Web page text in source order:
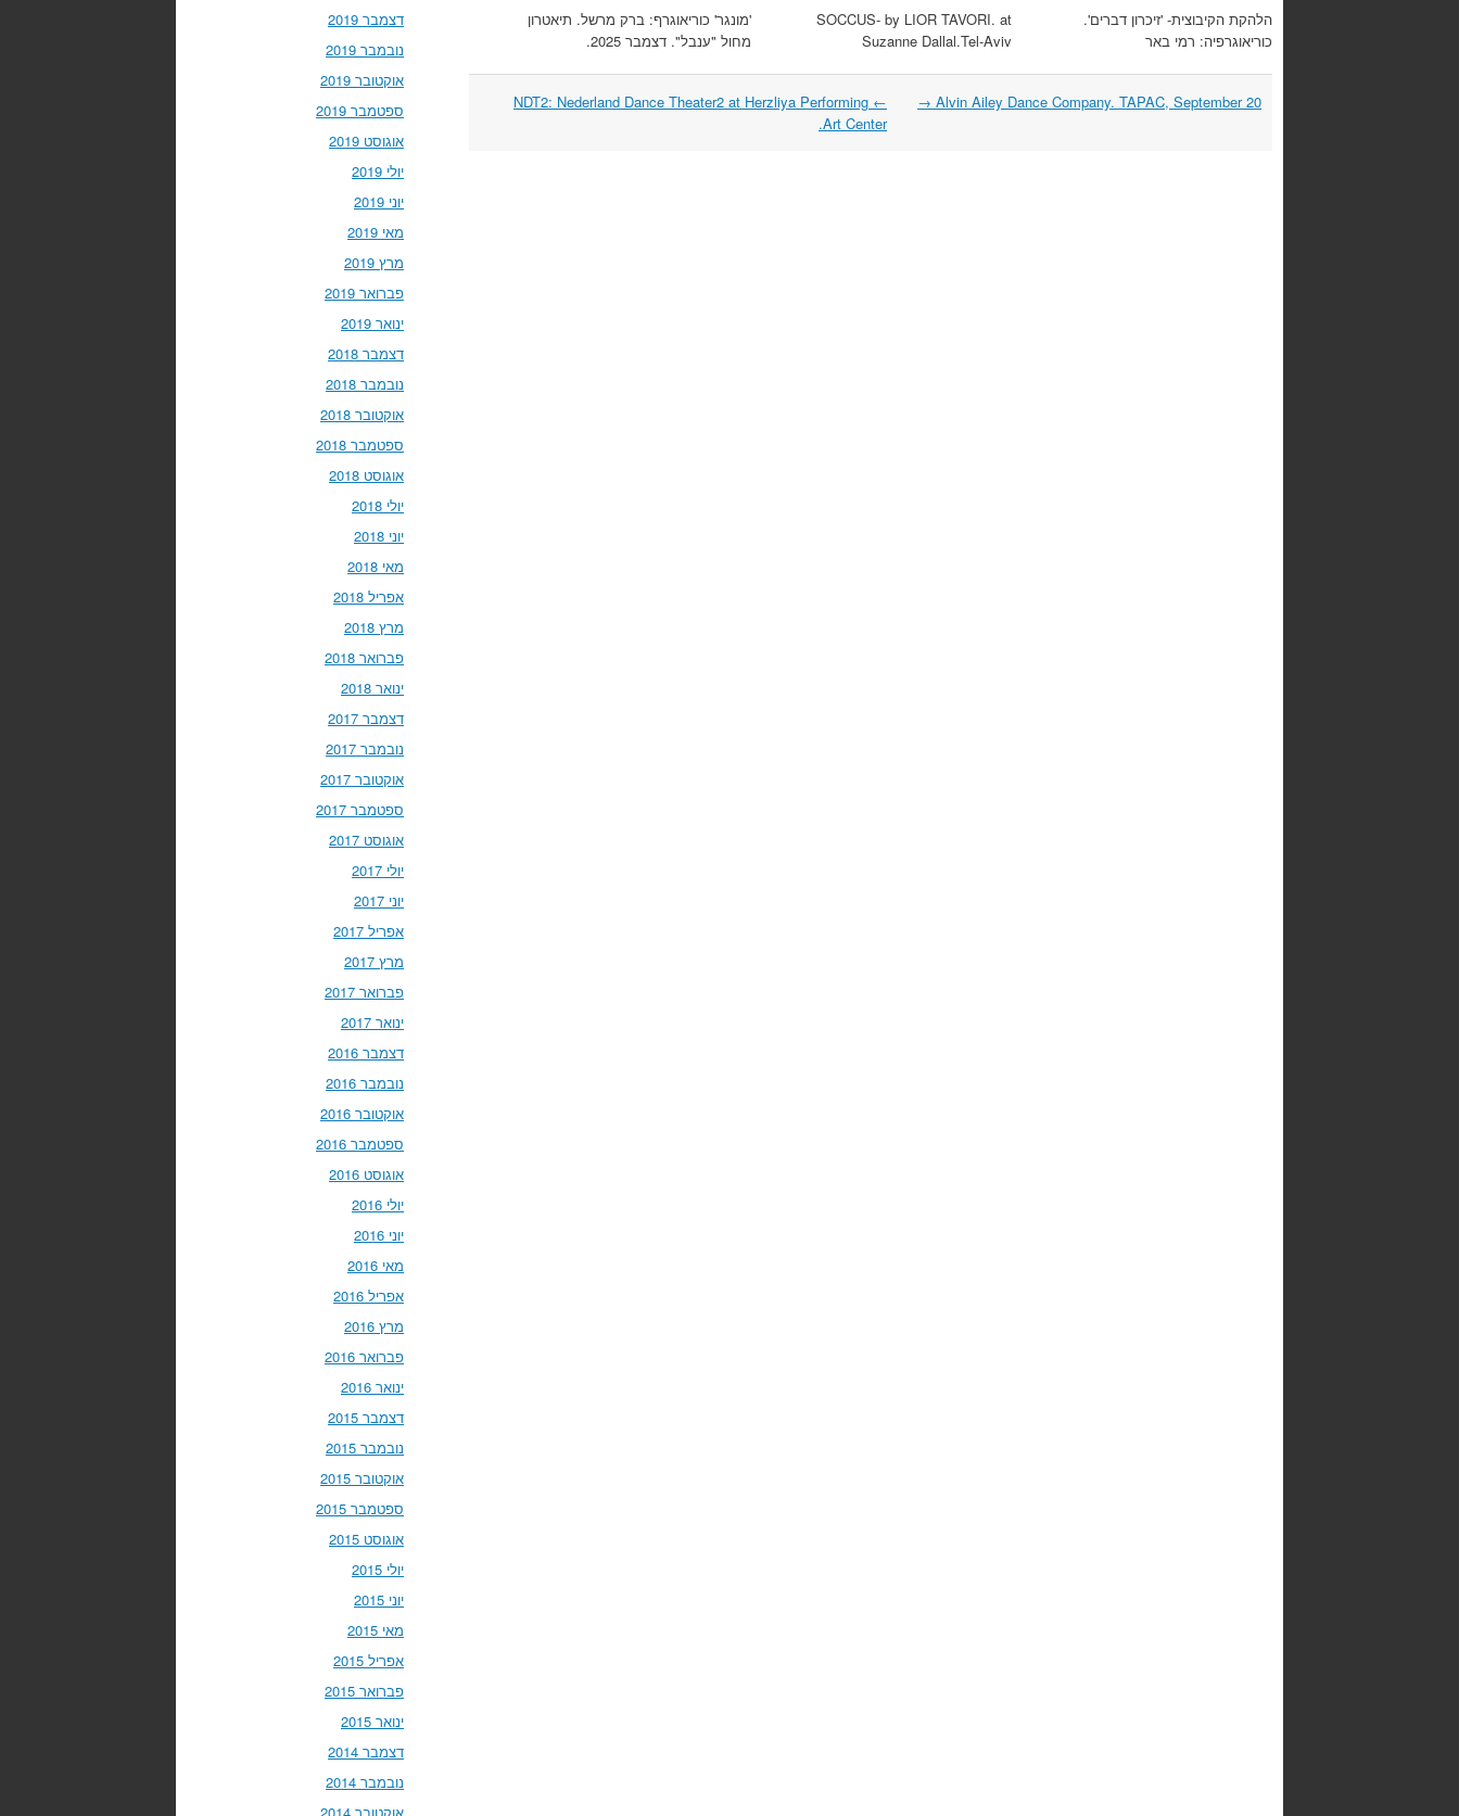
הלהקת הקיבוצית- 'זיכרון דברים'.
כוריאוגרפיה: רמי באר
SOCCUS- by LIOR TAVORI. at
Suzanne Dallal.Tel-Aviv
'מונגר' כוריאוגרף: ברק מרשל. תיאטרון
מחול "ענבל". דצמבר 2025.
Post
←
NDT2: Nederland Dance Theater2 at Herzliya Performing
Art Center.
Alvin Ailey Dance Company. TAPAC, September 20
→
דצמבר 2019
נובמבר 2019
אוקטובר 2019
ספטמבר 2019
אוגוסט 2019
יולי 2019
יוני 2019
מאי 2019
מרץ 2019
פברואר 2019
ינואר 2019
דצמבר 2018
נובמבר 2018
אוקטובר 2018
ספטמבר 2018
אוגוסט 2018
יולי 2018
יוני 2018
מאי 2018
אפריל 2018
מרץ 2018
פברואר 2018
ינואר 2018
דצמבר 2017
נובמבר 2017
אוקטובר 2017
ספטמבר 2017
אוגוסט 2017
יולי 2017
יוני 2017
אפריל 2017
מרץ 2017
פברואר 2017
ינואר 2017
דצמבר 2016
נובמבר 2016
אוקטובר 2016
ספטמבר 2016
אוגוסט 2016
יולי 2016
יוני 2016
מאי 2016
אפריל 2016
מרץ 2016
פברואר 2016
ינואר 2016
דצמבר 2015
נובמבר 2015
אוקטובר 2015
ספטמבר 2015
אוגוסט 2015
יולי 2015
יוני 2015
מאי 2015
אפריל 2015
פברואר 2015
ינואר 2015
דצמבר 2014
נובמבר 2014